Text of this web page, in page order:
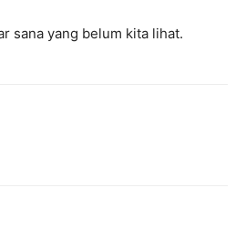
sana yang belum kita lihat.